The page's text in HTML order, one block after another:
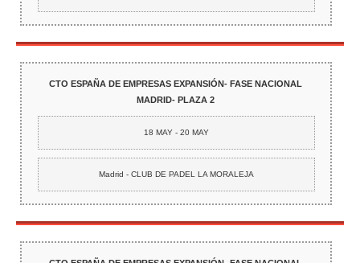
CTO ESPAÑA DE EMPRESAS EXPANSIÓN- FASE NACIONAL
MADRID- PLAZA 2
18 MAY - 20 MAY
Madrid - CLUB DE PADEL LA MORALEJA